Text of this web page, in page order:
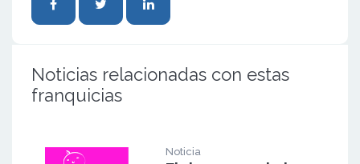
Noticias relacionadas con estas
franquicias
Noticia